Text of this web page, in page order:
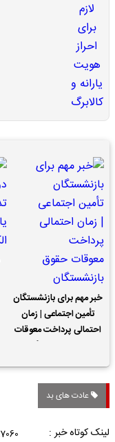
خبر مهم برای بازنشستگان
تأمین اجتماعی | زمان
احتمالی پرداخت معوقات
عادت های بد
لینک کوتاه خبر :